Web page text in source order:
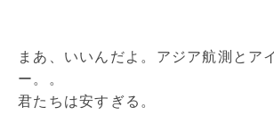
まあ、いいんだよ。アジア航測とア
ー。。
君たちは安すぎる。